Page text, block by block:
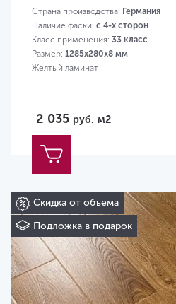
Страна производства: Германия
Наличие фаски: с 4-х сторон
Класс применения: 33 класс
Размер: 1285х280х8 мм
Желтый ламинат
2 035 руб. м2
Скидка от объема
Подложка в подарок